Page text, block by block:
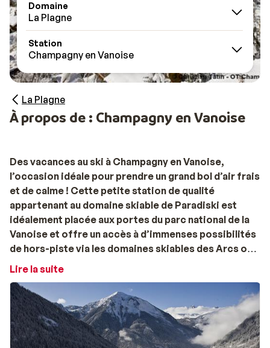
Domaine
La Plagne
Station
Champagny en Vanoise
La Plagne
À propos de : Champagny en Vanoise
Des vacances au ski à Champagny en Vanoise,
l’occasion idéale pour prendre un grand bol d’air frais
et de calme ! Cette petite station de qualité
appartenant au domaine skiable de Paradiski est
idéalement placée aux portes du parc national de la
Vanoise et offre un accès à d’immenses possibilités
de hors-piste via les domaines skiables des Arcs ou
de
La Plagne
Contrairement à ce que certains croient, on peut
skier à petits prix si on a la curiosité de chercher des
stations qui ne sont pas nécessairement à la mode.
Sunweb propose d’ailleurs de nombreuses stations à
Lire la suite